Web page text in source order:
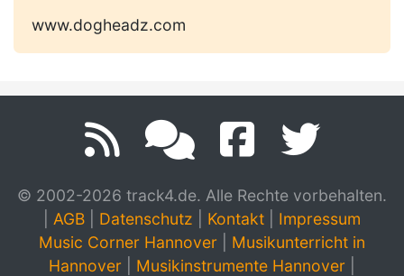
www.dogheadz.com
© 2002-2026 track4.de. Alle Rechte vorbehalten.
AGB Datenschutz Kontakt
Impressum
Music Corner Hannover
Musikunterricht in
Hannover
Musikinstrumente Hannover